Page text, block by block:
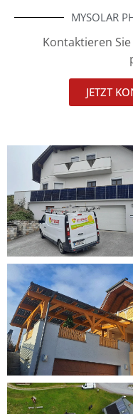
MYSOLAR
Kontaktieren
JETZT